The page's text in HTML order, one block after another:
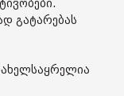
გატარებას